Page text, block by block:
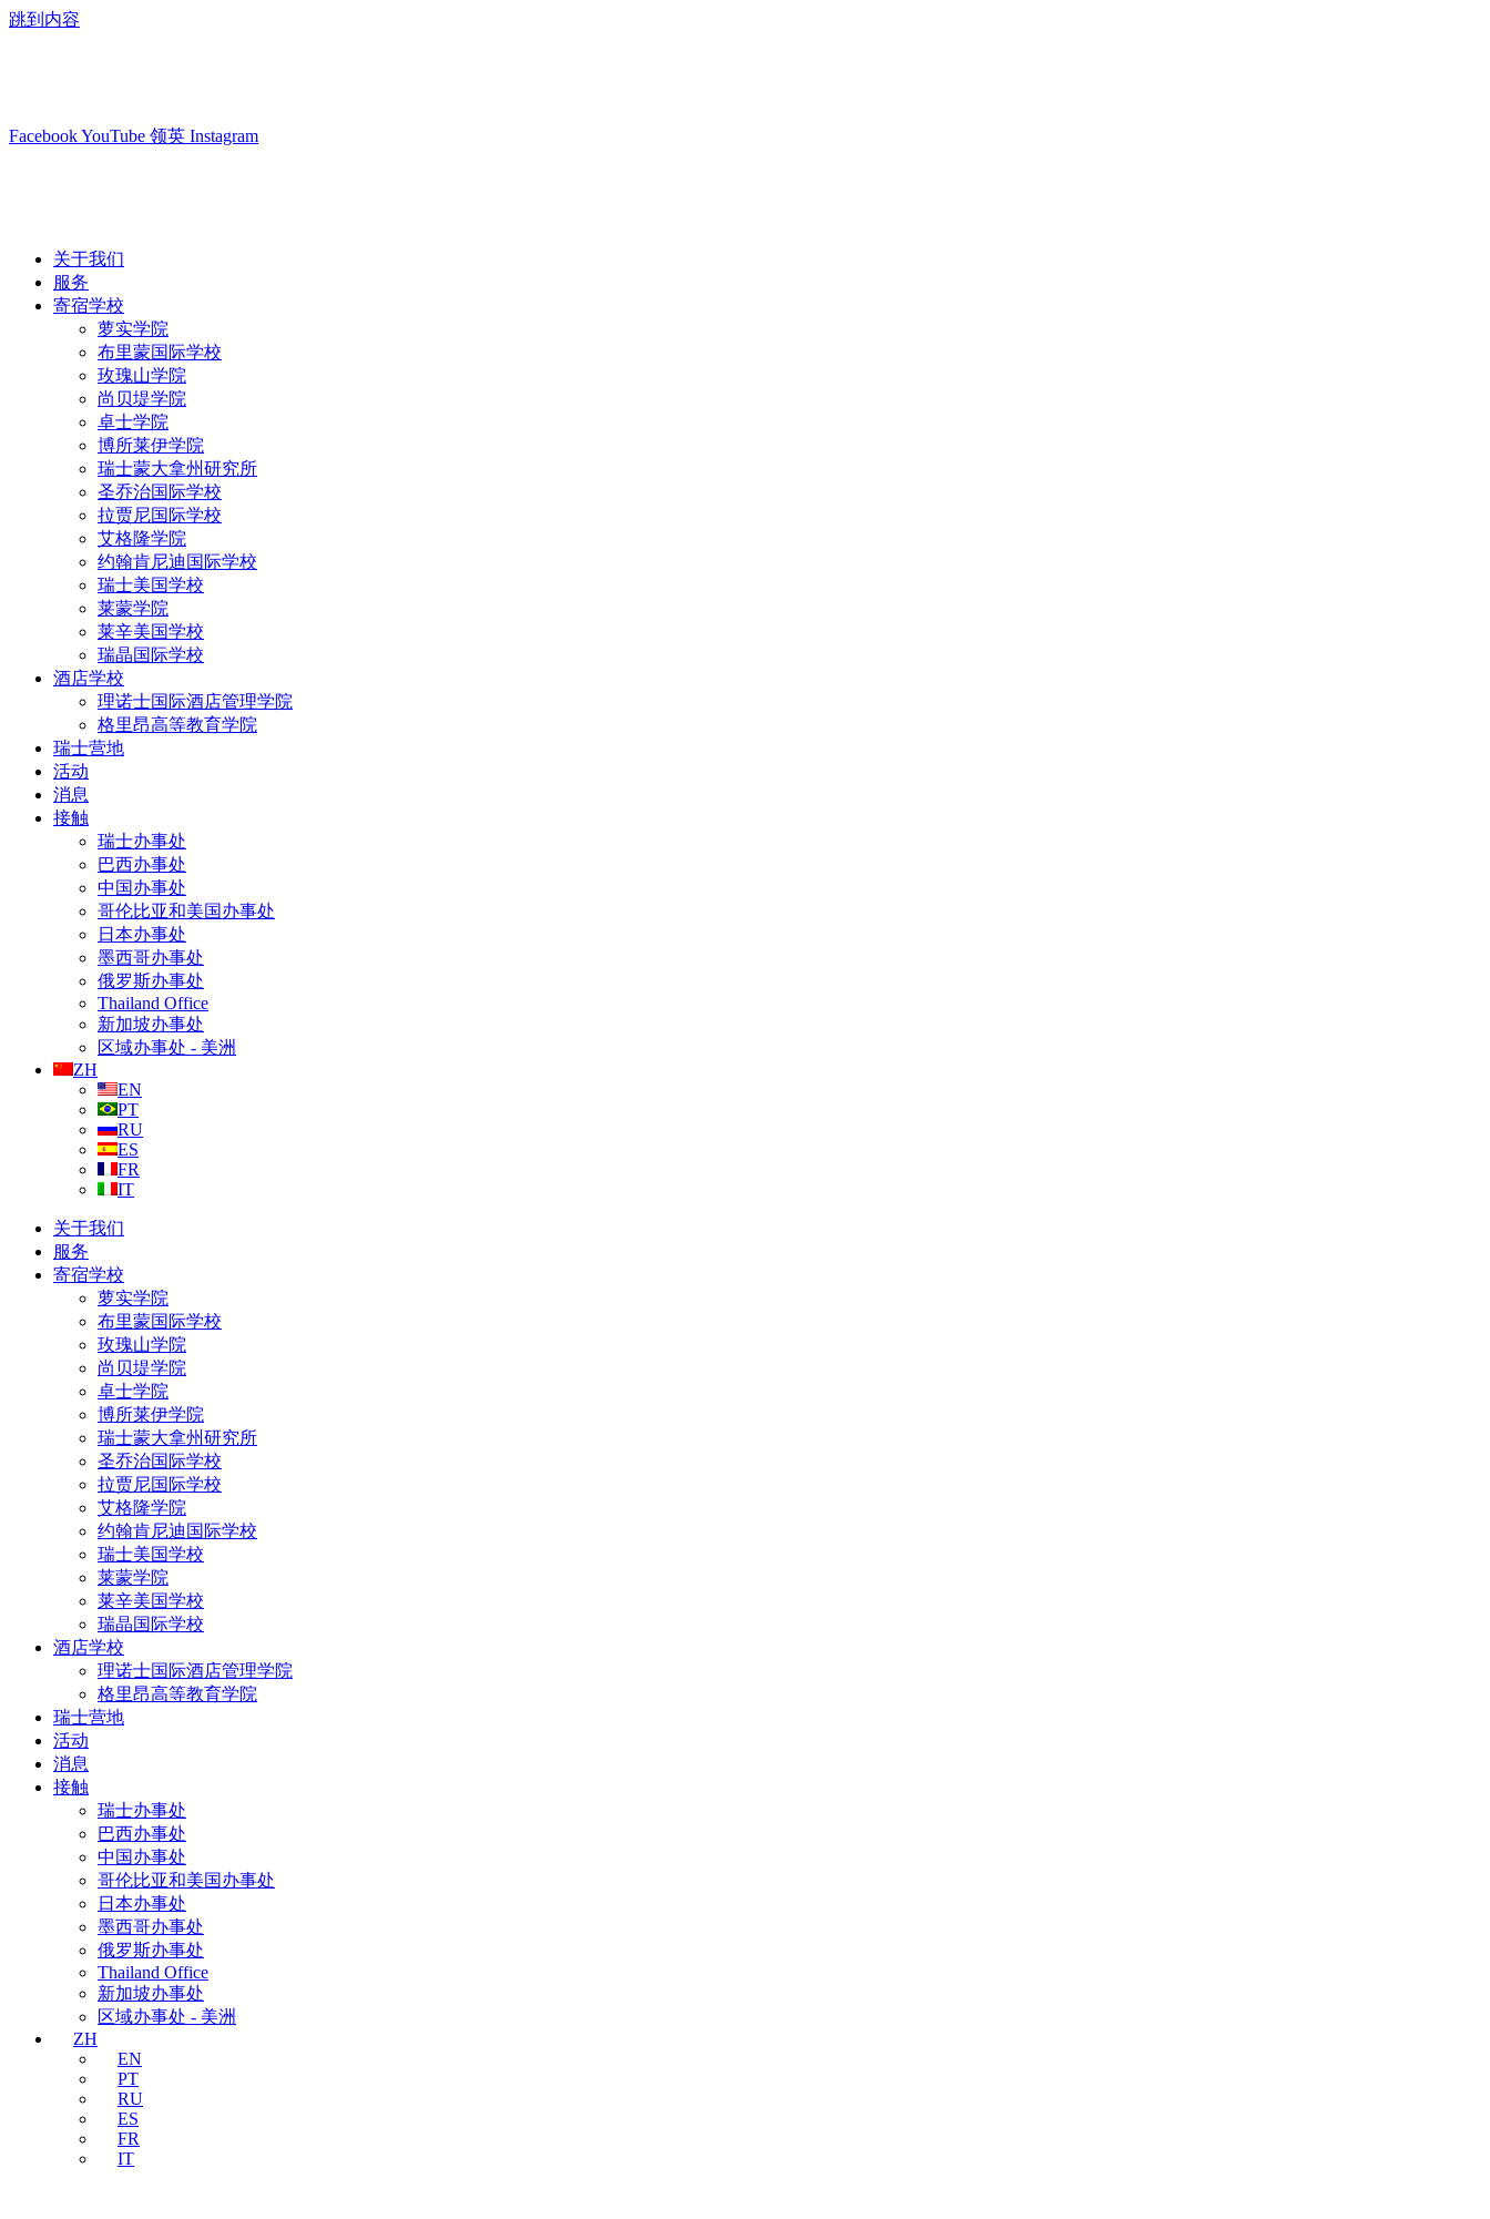
跳到内容
FacebookYouTube 领英 Instagram
关于我们
服务
寄宿学校
萝实学院
布里蒙国际学校
玫瑰山学院
尚贝堤学院
卓士学院
博所莱伊学院
瑞士蒙大拿州研究所
圣乔治国际学校
拉贾尼国际学校
艾格隆学院
约翰肯尼迪国际学校
瑞士美国学校
莱蒙学院
莱辛美国学校
瑞晶国际学校
酒店学校
理诺士国际酒店管理学院
格里昂高等教育学院
瑞士营地
活动
消息
接触
瑞士办事处
巴西办事处
中国办事处
哥伦比亚和美国办事处
日本办事处
墨西哥办事处
俄罗斯办事处
Thailand Office
新加坡办事处
区域办事处 - 美洲
ZH
EN
PT
RU
ES
FR
IT
关于我们
服务
寄宿学校
萝实学院
布里蒙国际学校
玫瑰山学院
尚贝堤学院
卓士学院
博所莱伊学院
瑞士蒙大拿州研究所
圣乔治国际学校
拉贾尼国际学校
艾格隆学院
约翰肯尼迪国际学校
瑞士美国学校
莱蒙学院
莱辛美国学校
瑞晶国际学校
酒店学校
理诺士国际酒店管理学院
格里昂高等教育学院
瑞士营地
活动
消息
接触
瑞士办事处
巴西办事处
中国办事处
哥伦比亚和美国办事处
日本办事处
墨西哥办事处
俄罗斯办事处
Thailand Office
新加坡办事处
区域办事处 - 美洲
ZH
EN
PT
RU
ES
FR
IT